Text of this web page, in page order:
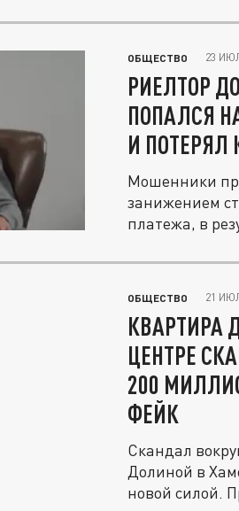
ОБЩЕСТВО 23
РИЕЛТОР
ПОПАЛСЯ
И ПОТЕРЯЛ
Мошенники
занижением
платежа, в
ОБЩЕСТВО 21
КВАРТИРА
ЦЕНТРЕ
200
ФЕЙК
Скандал
Долиной в
новой силой.